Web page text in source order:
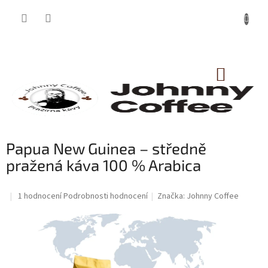
KOŠÍK
Papua New Guinea – středně
pražená káva 100 % Arabica
Průměrné
1 hodnoceníPodrobnosti hodnocení Značka: Johnny Coffee